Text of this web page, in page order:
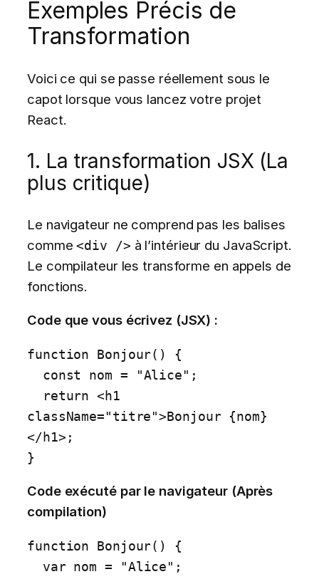
Exemples Précis de
Transformation
Voici ce qui se passe réellement sous le
capot lorsque vous lancez votre projet
React.
1. La transformation JSX (La
plus critique)
Le navigateur ne comprend pas les balises
comme<div /> à l’intérieur du JavaScript.
Le compilateur les transforme en appels de
fonctions.
Code que vous écrivez (JSX) :
function Bonjour() {
className="titre">Bonjour {nom}
</h1>;
}
Code exécuté par le navigateur (Après
compilation)
function Bonjour() {